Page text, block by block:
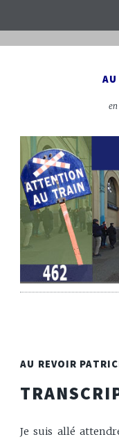
AU REVOIR
Je suis allé